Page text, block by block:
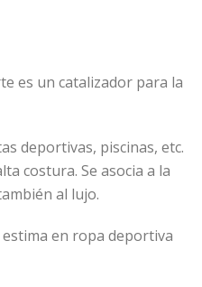
es un catalizador para la
deportivas, piscinas, etc.
costura. Se asocia a la
al lujo.
en ropa deportiva